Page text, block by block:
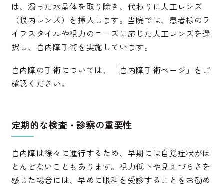
は、濁った水晶体を取り除き、代わりに人工レンズ
（眼内レンズ）を挿入します。当院では、患者様のラ
イフスタイルや視力のニーズに応じた人工レンズを選
択し、白内障手術を実施しています。
白内障の手術については、「 白内障手術ページ 」をご
確認ください。
定期的な検査・診察の重要性
白内障は徐々に進行するため、早期には自覚症状がほ
とんどないこともあります。視力低下や見えづらさを
感じた場合には、早めに眼科を受診することをお勧め